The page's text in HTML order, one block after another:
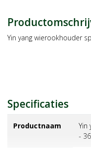
Yin yang wierookhouder
Specificaties
Productnaam
Yin
-